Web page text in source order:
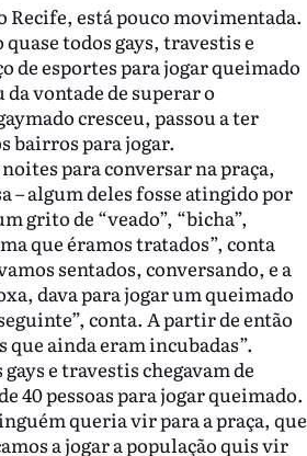
Recife, está pouco movimentada.
todos gays, travestis e
de esportes para jogar queimado
vontade de superar o
cresceu, passou a ter
bairros para jogar.
para conversar na praça,
– algum deles fosse atingido por
grito de “veado”, “bicha”,
que éramos tratados”, conta
sentados, conversando, e a
dava para jogar um queimado
conta. A partir de então
ainda eram incubadas”.
e travestis chegavam de
40 pessoas para jogar queimado.
queria vir para a praça, que
a jogar a população quis vir